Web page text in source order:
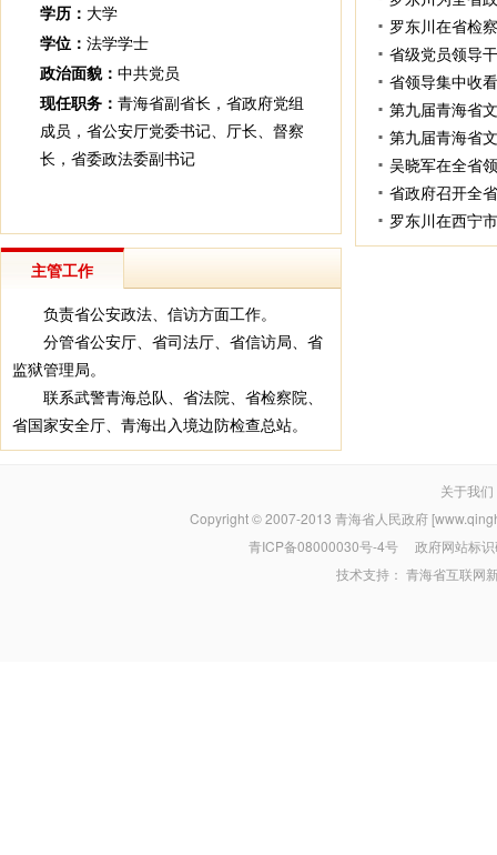
学历： 大学
学位： 法学学士
政治面貌： 中共党员
现任职务： 青海省副省长，省政府党组
成员，省公安厅党委书记、厅长、督察
长，省委政法委副书记
主管工作
负责省公安政法、信访方面工作。
分管省公安厅、省司法厅、省信访局、省
监狱管理局。
联系武警青海总队、省法院、省检察院、
省国家安全厅、青海出入境边防检查总站。
省级党员领导
关于我们
Copyright © 2007-2013 青海省人民政府
青ICP备08000030号-4号政府网站标
技术支持： 青海省互联网